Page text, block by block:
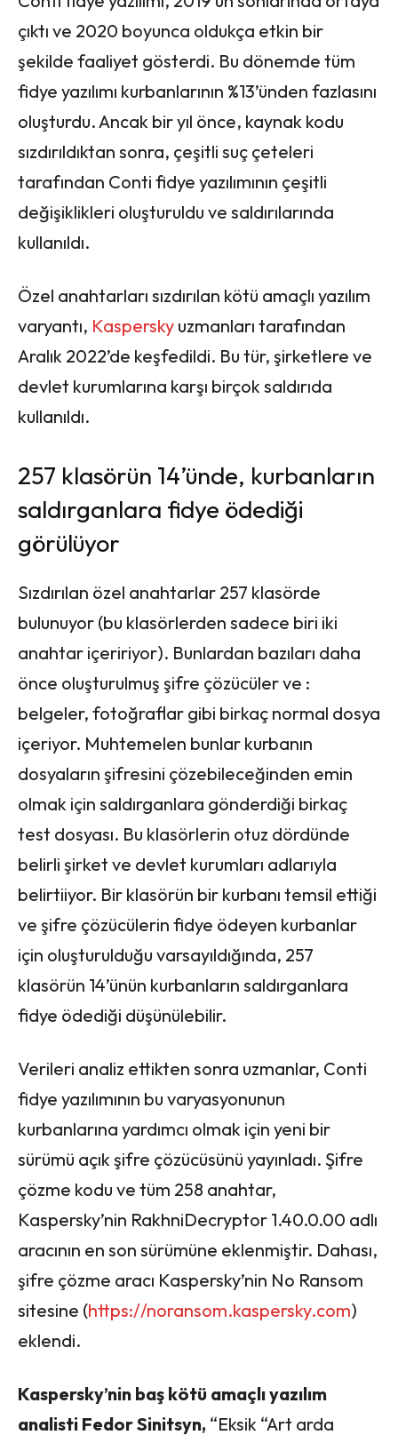
çıktı ve 2020 boyunca oldukça etkin bir
şekilde faaliyet gösterdi. Bu dönemde tüm
fidye yazılımı kurbanlarının %13’ünden fazlasını
oluşturdu. Ancak bir yıl önce, kaynak kodu
sızdırıldıktan sonra, çeşitli suç çeteleri
tarafından Conti fidye yazılımının çeşitli
değişiklikleri oluşturuldu ve saldırılarında
kullanıldı.
Özel anahtarları sızdırılan kötü amaçlı yazılım
varyantı, Kaspersky uzmanları tarafından
Aralık 2022’de keşfedildi. Bu tür, şirketlere ve
devlet kurumlarına karşı birçok saldırıda
kullanıldı.
257 klasörün 14’ünde, kurbanların
saldırganlara fidye ödediği
görülüyor
Sızdırılan özel anahtarlar 257 klasörde
bulunuyor (bu klasörlerden sadece biri iki
anahtar içeririyor). Bunlardan bazıları daha
önce oluşturulmuş şifre çözücüler ve :
belgeler, fotoğraflar gibi birkaç normal dosya
içeriyor. Muhtemelen bunlar kurbanın
dosyaların şifresini çözebileceğinden emin
olmak için saldırganlara gönderdiği birkaç
test dosyası. Bu klasörlerin otuz dördünde
belirli şirket ve devlet kurumları adlarıyla
belirtiiyor. Bir klasörün bir kurbanı temsil ettiği
ve şifre çözücülerin fidye ödeyen kurbanlar
için oluşturulduğu varsayıldığında, 257
klasörün 14’ünün kurbanların saldırganlara
fidye ödediği düşünülebilir.
Verileri analiz ettikten sonra uzmanlar, Conti
fidye yazılımının bu varyasyonunun
kurbanlarına yardımcı olmak için yeni bir
sürümü açık şifre çözücüsünü yayınladı. Şifre
çözme kodu ve tüm 258 anahtar,
Kaspersky’nin RakhniDecryptor 1.40.0.00 adlı
aracının en son sürümüne eklenmiştir. Dahası,
şifre çözme aracı Kaspersky’nin No Ransom
sitesine (https://noransom.kaspersky.com)
eklendi.
Kaspersky’nin baş kötü amaçlı yazılım
analisti Fedor Sinitsyn, “Eksik “Art arda